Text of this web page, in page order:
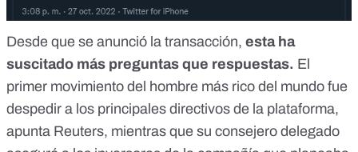
Desde que se anunció la transacción, esta ha
suscitado más preguntas que respuestas. El
primer movimiento del hombre más rico del mundo fue
despedir a los principales directivos de la plataforma,
apunta Reuters, mientras que su consejero delegado